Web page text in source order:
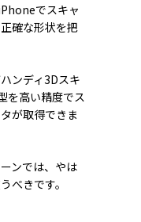
でスキャ
確な形状を把
ンディ3Dスキ
を高い精度でス
が取得できま
ンでは、やは
べきです。